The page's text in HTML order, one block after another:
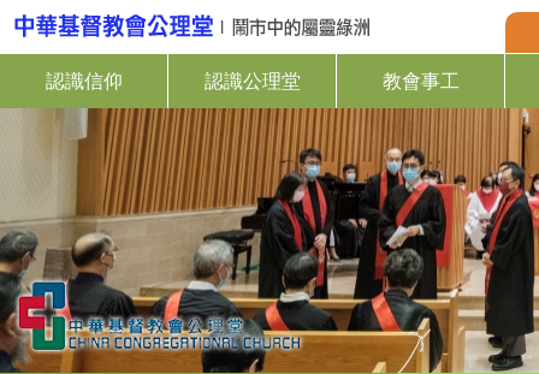
認識信仰 認識公理堂 教會事工